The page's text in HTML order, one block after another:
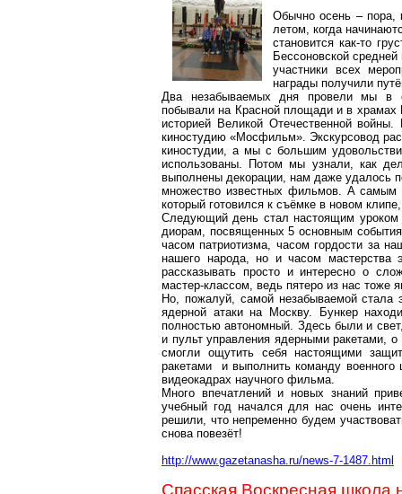
Обычно осень – пора,
летом, когда
становится как-то
Бессоновской средней
участники всех
награды получили
Два незабываемых дня провели мы в
побывали на Красной площади и в
историей Великой Отечественной
киностудию «Мосфильм». Экскурсовод
киностудии, а мы с большим
использованы. Потом мы узнали, как
выполнены декорации, нам даже удалось
множество известных фильмов. А
который готовился к съёмке в новом
Следующий день стал настоящим
диорам, посвященных 5 основным
часом патриотизма, часом гордости за
нашего народа, но и часом мастерства
рассказывать просто и интересно о
мастер-классом, ведь пятеро из нас тоже
Но, пожалуй, самой незабываемой стала
ядерной атаки на Москву. Бункер
полностью автономный. Здесь были и
и пульт управления ядерными ракетами,
смогли ощутить себя настоящими
ракетами и выполнить команду
видеокадрах научного фильма.
Много впечатлений и новых знаний
учебный год начался для нас очень
решили, что непременно будем
снова повезёт!
http://www.gazetanasha.ru/news-7-1487.html
Спасская Воскресная школа